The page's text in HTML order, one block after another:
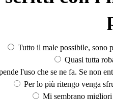
Tutto il male possibile, sono
Quasi tutta
l'uso che se ne fa. Se non
Per lo più ritengo venga
Mi sembrano